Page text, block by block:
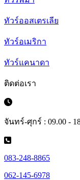
ทัวร์ออสเตรเลีย
ทัวร์อเมริกา
ทัวร์แคนาดา
ติดต่อเรา
จันทร์-ศุกร์ : 09.00 -
083-248-8865
062-145-6978